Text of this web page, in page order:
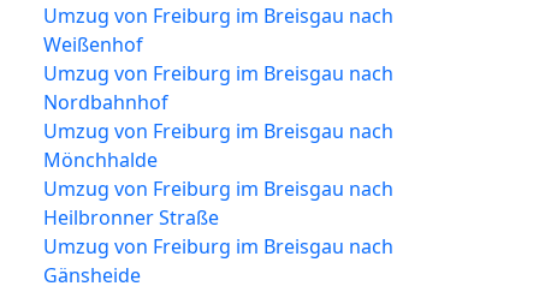
Umzug von Freiburg im Breisgau nach
Weißenhof
Umzug von Freiburg im Breisgau nach
Nordbahnhof
Umzug von Freiburg im Breisgau nach
Mönchhalde
Umzug von Freiburg im Breisgau nach
Heilbronner Straße
Umzug von Freiburg im Breisgau nach
Gänsheide